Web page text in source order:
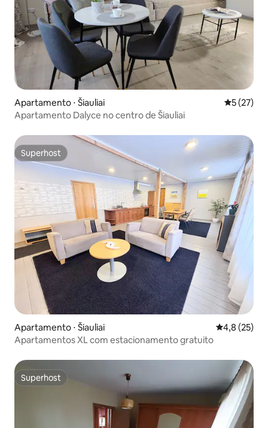
Apartamento ⋅ Šiauliai 5 de uma
5 (27)
Apartamento Dalyce no centro de Šiauliai
Superhost
Superhost
Apartamento ⋅ Šiauliai 4,8 de uma
4,8 (25)
Apartamentos XL com estacionamento gratuito
Superhost
Superhost